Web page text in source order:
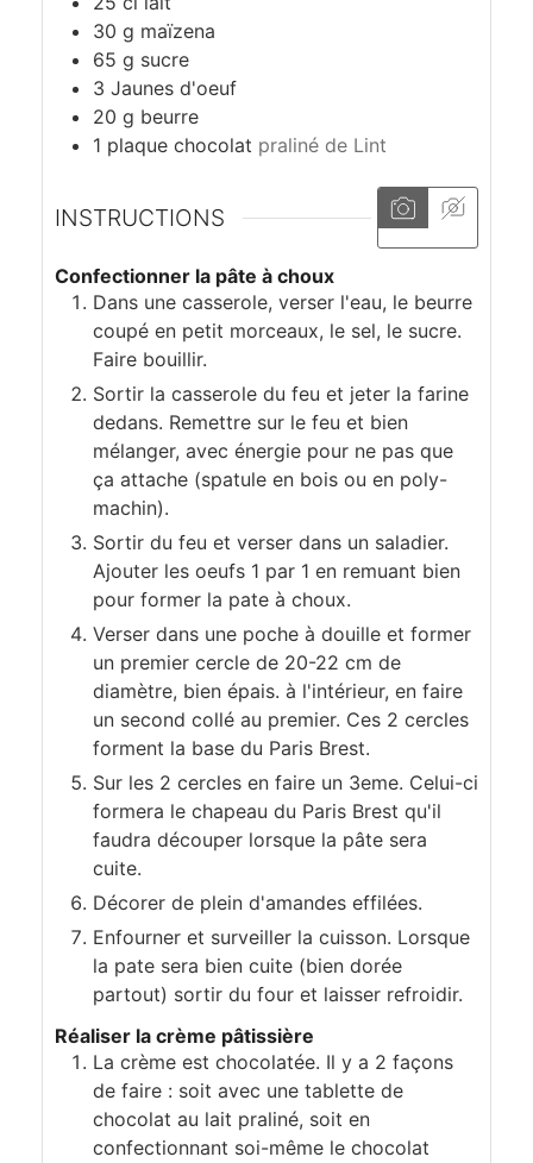
30 g maïzena
65 g sucre
3 Jaunes d'oeuf
20 g beurre
1 plaque chocolat praliné de Lint
INSTRUCTIONS
Confectionner la pâte à choux
Dans une casserole, verser l'eau, le beurre
coupé en petit morceaux, le sel, le sucre.
Faire bouillir.
Sortir la casserole du feu et jeter la farine
dedans. Remettre sur le feu et bien
mélanger, avec énergie pour ne pas que
ça attache (spatule en bois ou en poly-
machin).
Sortir du feu et verser dans un saladier.
Ajouter les oeufs 1 par 1 en remuant bien
pour former la pate à choux.
Verser dans une poche à douille et former
un premier cercle de 20-22 cm de
diamètre, bien épais. à l'intérieur, en faire
un second collé au premier. Ces 2 cercles
forment la base du Paris Brest.
Sur les 2 cercles en faire un 3eme. Celui-ci
formera le chapeau du Paris Brest qu'il
faudra découper lorsque la pâte sera
cuite.
Décorer de plein d'amandes effilées.
Enfourner et surveiller la cuisson. Lorsque
la pate sera bien cuite (bien dorée
partout) sortir du four et laisser refroidir.
Réaliser la crème pâtissière
La crème est chocolatée. Il y a 2 façons
de faire : soit avec une tablette de
chocolat au lait praliné, soit en
confectionnant soi-même le chocolat